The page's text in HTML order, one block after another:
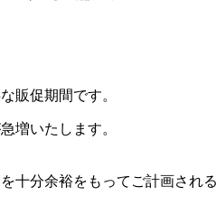
販促期間です。
増いたします。
十分余裕をもってご計画され